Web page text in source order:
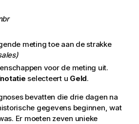
meting toe aan de strakke
voor de meting uit.
selecteert u Geld.
bevatten die drie dagen na
gegevens beginnen, wat
Er moeten zeven unieke